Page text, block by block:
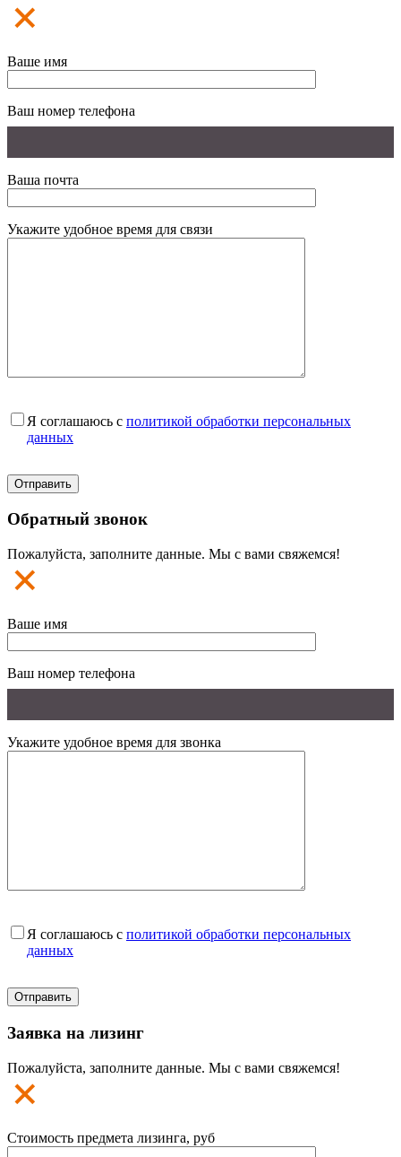
Ваше имя
Ваш номер телефона
Ваша почта
Укажите удобное время для связи
Я соглашаюсь с политикой обработки персональных
данных
Обратный звонок
Пожалуйста, заполните данные. Мы с вами свяжемся!
Ваше имя
Ваш номер телефона
Укажите удобное время для звонка
Я соглашаюсь с политикой обработки персональных
данных
Заявка на лизинг
Пожалуйста, заполните данные. Мы с вами свяжемся!
Стоимость предмета лизинга, руб